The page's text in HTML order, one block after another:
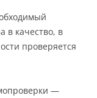
в качество, в
проверяется
—